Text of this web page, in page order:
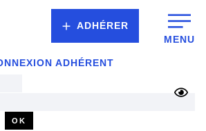
ADHÉRER
MENU
ADHÉRENT